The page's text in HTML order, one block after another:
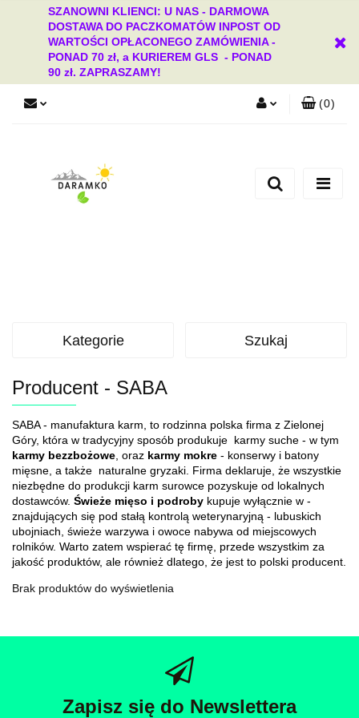
SZANOWNI KLIENCI: U NAS - DARMOWA
DOSTAWA DO PACZKOMATÓW INPOST OD
WARTOŚCI OPŁACONEGO ZAMÓWIENIA -
PONAD 70 zł, a KURIEREM GLS - PONAD
90 zł. ZAPRASZAMY!
Dodaj zgłoszenie
(0)
Kategorie Szukaj
Producent - SABA
SABA - manufaktura karm, to rodzinna polska firma z Zielonej
Góry, która w tradycyjny sposób produkuje karmy suche - w tym
karmy bezzbożowe , oraz karmy mokre - konserwy i batony
mięsne, a także naturalne gryzaki. Firma deklaruje, że wszystkie
niezbędne do produkcji karm surowce pozyskuje od lokalnych
dostawców. Świeże mięso i podroby kupuje wyłącznie w -
znajdujących się pod stałą kontrolą weterynaryjną - lubuskich
ubojniach, świeże warzywa i owoce nabywa od miejscowych
rolników. Warto zatem wspierać tę firmę, przede wszystkim za
jakość produktów, ale również dlatego, że jest to polski producent.
Brak produktów do wyświetlenia
Zapisz się do Newslettera